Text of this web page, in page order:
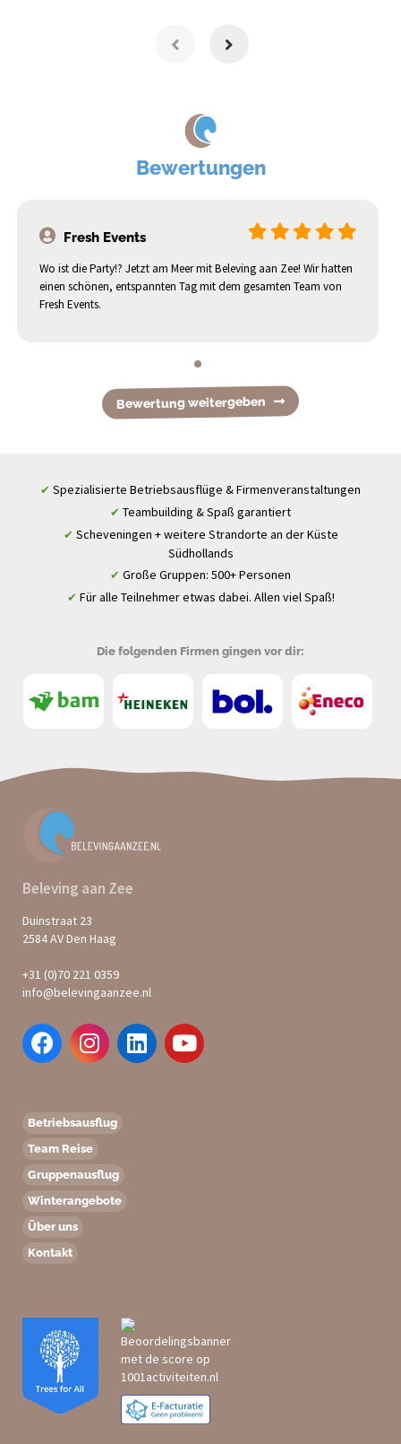
Bewertungen
Fresh Events
Wo ist die Party!? Jetzt am Meer mit Beleving aan Zee! Wir hatten
einen schönen, entspannten Tag mit dem gesamten Team von
Fresh Events.
Bewertung weitergeben
✔ Spezialisierte Betriebsausflüge & Firmenveranstaltungen
✔ Teambuilding & Spaß garantiert
✔ Scheveningen + weitere Strandorte an der Küste
Südhollands
✔ Große Gruppen: 500+ Personen
✔ Für alle Teilnehmer etwas dabei. Allen viel Spaß!
Die folgenden Firmen gingen vor dir:
Beleving aan Zee
Duinstraat 23
2584 AV Den Haag
+31 (0)70 221 0359
info@belevingaanzee.nl
Betriebsausflug
Team Reise
Gruppenausflug
Winterangebote
Über uns
Kontakt